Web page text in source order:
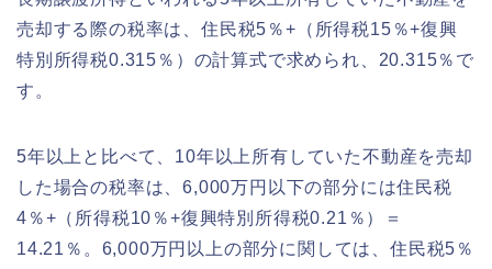
売却する際の税率は、住民税5％+（所得税15％+復興
特別所得税0.315％）の計算式で求められ、20.315％で
す。
5年以上と比べて、10年以上所有していた不動産を売却
した場合の税率は、6,000万円以下の部分には住民税
4％+（所得税10％+復興特別所得税0.21％）＝
14.21％。6,000万円以上の部分に関しては、住民税5％